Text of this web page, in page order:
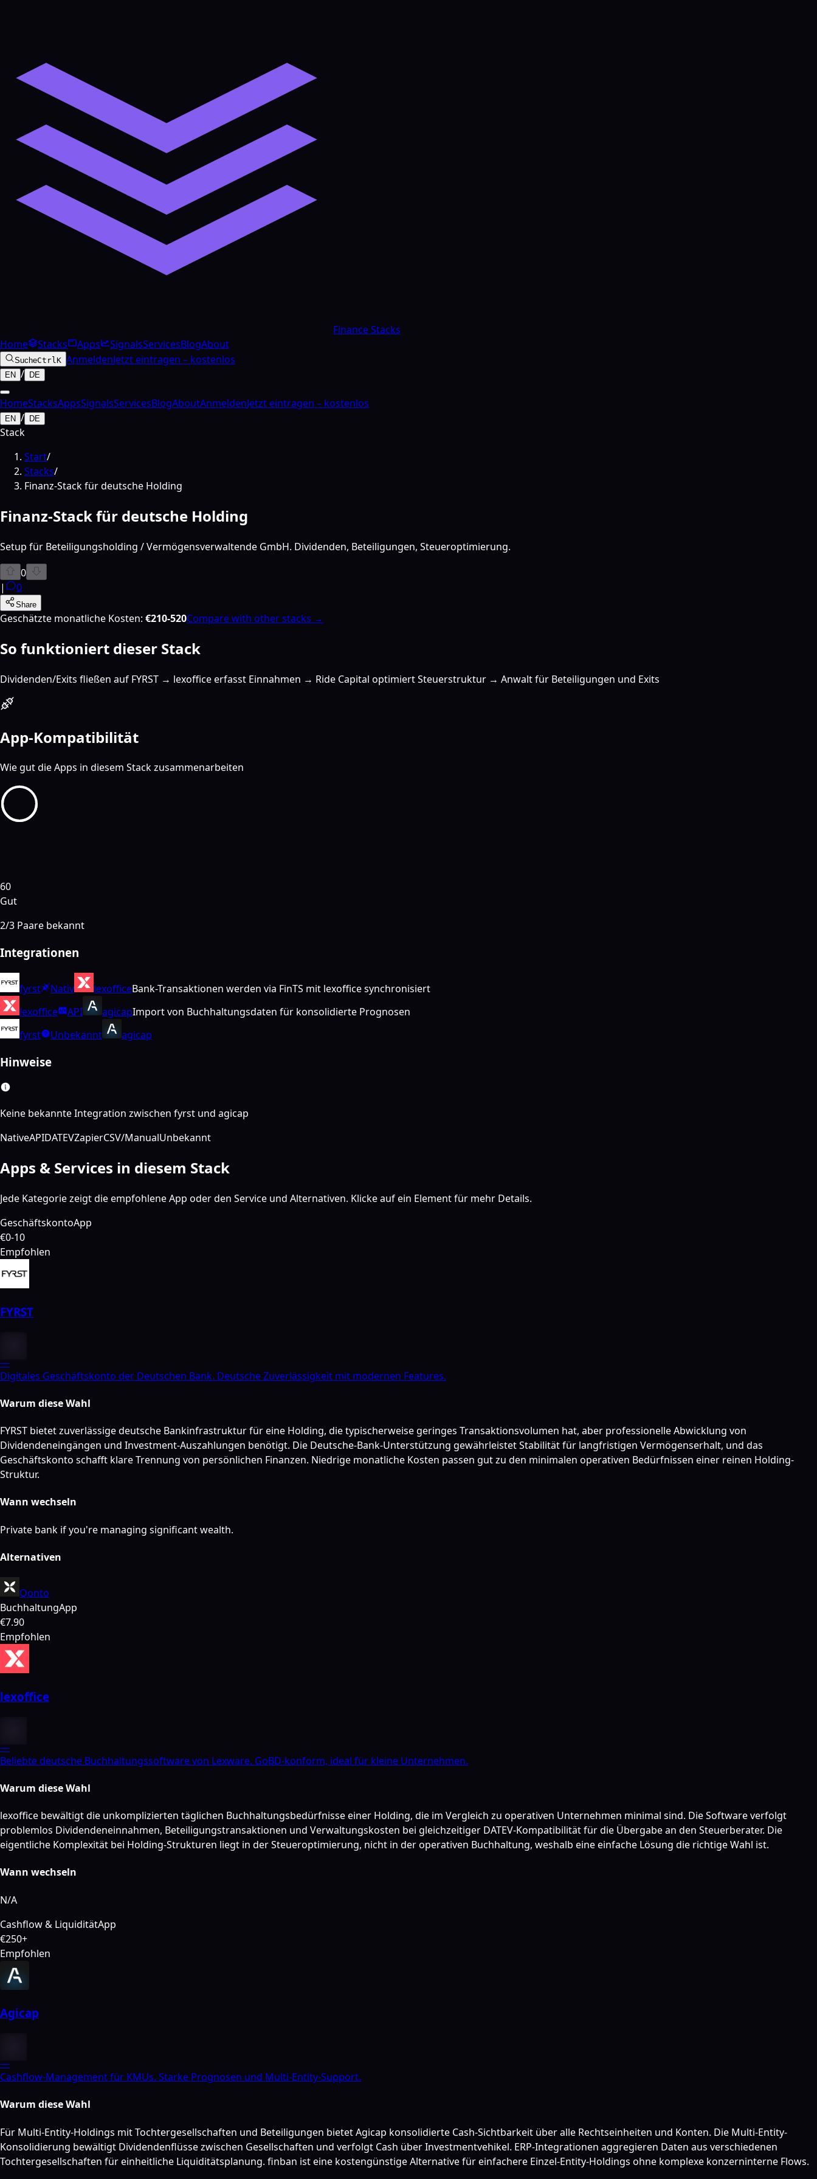
Finance Stacks
Home
Stacks Apps SignalsServicesBlogAbout
SucheCtrlK AnmeldenJetzt eintragen – kostenlos
EN / DE
HomeStacksAppsSignalsServicesBlogAboutAnmeldenJetzt eintragen – kostenlos
EN / DE
Stack
Start/
Stacks/
Finanz-Stack für deutsche Holding
Finanz-Stack für deutsche Holding
Setup für Beteiligungsholding / Vermögensverwaltende GmbH. Dividenden, Beteiligungen, Steueroptimierung.
0
|
0
Share
Geschätzte monatliche Kosten: €210-520Compare with other stacks →
So funktioniert dieser Stack
Dividenden/Exits fließen auf FYRST → lexoffice erfasst Einnahmen → Ride Capital optimiert Steuerstruktur → Anwalt für Beteiligungen und Exits
App-Kompatibilität
Wie gut die Apps in diesem Stack zusammenarbeiten
60
Gut
2/3 Paare bekannt
Integrationen
fyrst Nativ lexofficeBank-Transaktionen werden via FinTS mit lexoffice synchronisiert
lexoffice
API agicapImport von Buchhaltungsdaten für konsolidierte Prognosen
fyrst
Unbekannt agicap
Hinweise
Keine bekannte Integration zwischen fyrst und agicap
NativeAPIDATEVZapierCSV/ManualUnbekannt
Apps & Services in diesem Stack
Jede Kategorie zeigt die empfohlene App oder den Service und Alternativen. Klicke auf ein Element für mehr Details.
GeschäftskontoApp
€0-10
Empfohlen
FYRST
—
Digitales Geschäftskonto der Deutschen Bank. Deutsche Zuverlässigkeit mit modernen Features.
Warum diese Wahl
FYRST bietet zuverlässige deutsche Bankinfrastruktur für eine Holding, die typischerweise geringes Transaktionsvolumen hat, aber professionelle Abwicklung von
Dividendeneingängen und Investment-Auszahlungen benötigt. Die Deutsche-Bank-Unterstützung gewährleistet Stabilität für langfristigen Vermögenserhalt, und das
Geschäftskonto schafft klare Trennung von persönlichen Finanzen. Niedrige monatliche Kosten passen gut zu den minimalen operativen Bedürfnissen einer reinen Holding-
Struktur.
Wann wechseln
Private bank if you're managing significant wealth.
Alternativen
Qonto
BuchhaltungApp
€7.90
Empfohlen
lexoffice
—
Beliebte deutsche Buchhaltungssoftware von Lexware. GoBD-konform, ideal für kleine Unternehmen.
Warum diese Wahl
lexoffice bewältigt die unkomplizierten täglichen Buchhaltungsbedürfnisse einer Holding, die im Vergleich zu operativen Unternehmen minimal sind. Die Software verfolgt
problemlos Dividendeneinnahmen, Beteiligungstransaktionen und Verwaltungskosten bei gleichzeitiger DATEV-Kompatibilität für die Übergabe an den Steuerberater. Die
eigentliche Komplexität bei Holding-Strukturen liegt in der Steueroptimierung, nicht in der operativen Buchhaltung, weshalb eine einfache Lösung die richtige Wahl ist.
Wann wechseln
N/A
Cashflow & LiquiditätApp
€250+
Empfohlen
Agicap
—
Cashflow-Management für KMUs. Starke Prognosen und Multi-Entity-Support.
Warum diese Wahl
Für Multi-Entity-Holdings mit Tochtergesellschaften und Beteiligungen bietet Agicap konsolidierte Cash-Sichtbarkeit über alle Rechtseinheiten und Konten. Die Multi-Entity-
Konsolidierung bewältigt Dividendenflüsse zwischen Gesellschaften und verfolgt Cash über Investmentvehikel. ERP-Integrationen aggregieren Daten aus verschiedenen
Tochtergesellschaften für einheitliche Liquiditätsplanung. finban ist eine kostengünstige Alternative für einfachere Einzel-Entity-Holdings ohne komplexe konzerninterne Flows.